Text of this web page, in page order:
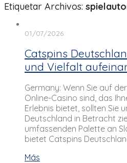
Etiquetar Archivos:
01/07/2026
Catspins
und Vielfalt
Germany: Wenn Sie auf
Online-Casino sind, das
Erlebnis bietet, sollten Sie
Deutschland in Betracht
umfassenden Palette an
bietet Catspins
Más